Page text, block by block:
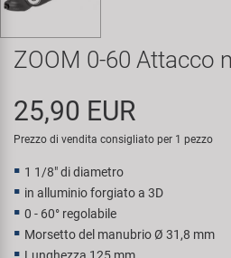
Super B
Trail-Gator
Velo
ZOOM 0-60 Attacco
25,90 EUR
Prezzo di vendita consigliato per 1 pezzo
1 1/8" di diametro
in alluminio forgiato a 3D
0 - 60° regolabile
Morsetto del manubrio Ø 31,8 mm
Lunghezza 125 mm